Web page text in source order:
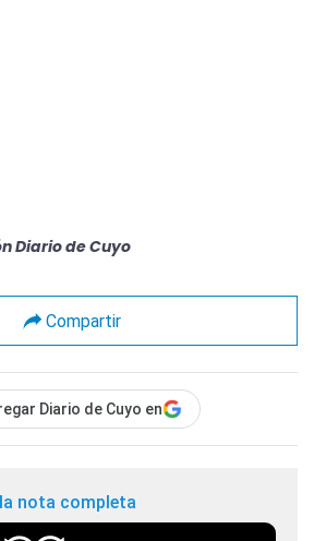
Diario de Cuyo
Compartir
Diario de Cuyo en
nota completa